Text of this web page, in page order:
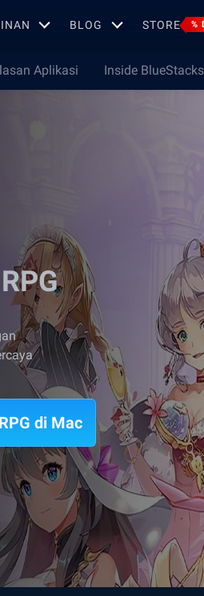
BLOG STORE %
Aplikasi Inside BlueStacks
di Mac